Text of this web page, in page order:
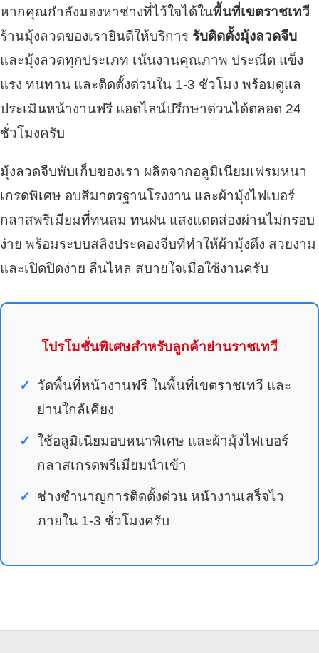
หากคุณกำลังมองหาช่างที่ไว้ใจได้ในพื้นที่เขตราชเทวี
ร้านมุ้งลวดของเรายินดีให้บริการ รับติดตั้งมุ้งลวดจีบ
และมุ้งลวดทุกประเภท เน้นงานคุณภาพ ประณีต แข็ง
แรง ทนทาน และติดตั้งด่วนใน 1-3 ชั่วโมง พร้อมดูแล
ประเมินหน้างานฟรี แอดไลน์ปรึกษาด่วนได้ตลอด 24
ชั่วโมงครับ
มุ้งลวดจีบพับเก็บของเรา ผลิตจากอลูมิเนียมเฟรมหนา
เกรดพิเศษ อบสีมาตรฐานโรงงาน และผ้ามุ้งไฟเบอร์
กลาสพรีเมียมที่ทนลม ทนฝน แสงแดดส่องผ่านไม่กรอบ
ง่าย พร้อมระบบสลิงประคองจีบที่ทำให้ผ้ามุ้งตึง สวยงาม
และเปิดปิดง่าย ลื่นไหล สบายใจเมื่อใช้งานครับ
โปรโมชั่นพิเศษสำหรับลูกค้าย่านราชเทวี
วัดพื้นที่หน้างานฟรี ในพื้นที่เขตราชเทวี และ
ย่านใกล้เคียง
ใช้อลูมิเนียมอบหนาพิเศษ และผ้ามุ้งไฟเบอร์
กลาสเกรดพรีเมียมนำเข้า
ช่างชำนาญการติดตั้งด่วน หน้างานเสร็จไว
ภายใน 1-3 ชั่วโมงครับ